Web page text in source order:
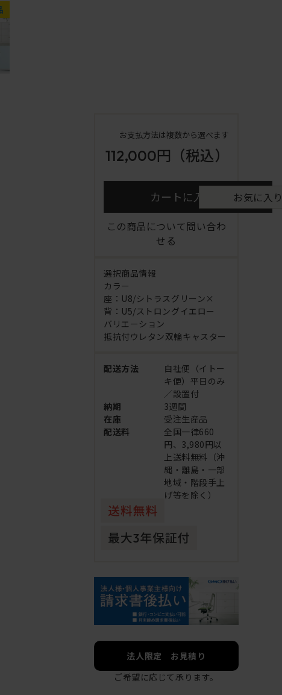
お支払方法は複数から選べます
112,000円 （税込）
カートに入れる お気に入
この商品について問い合わ
せる
選択商品情報
カラー
座：U8/シトラスグリーン×
背：U5/ストロングイエロー
バリエーション
抵抗付ウレタン双輪キャスター
配送方法
自社便（イトー
キ便）平日のみ
／設置付
納期
3週間
在庫
受注生産品
配送料
全国一律660
円、3,980円以
上送料無料（沖
縄・離島・一部
地域・階段手上
げ等を除く）
法人限定 お見積り
ご希望に応じて承ります。